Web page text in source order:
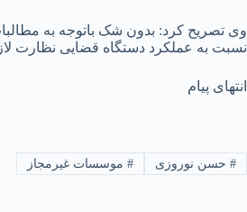
نسبت به عملکرد دستگاه قضایی نظارت
انتهای پیام
#حسن نوروزی #موسسات غیرمجاز